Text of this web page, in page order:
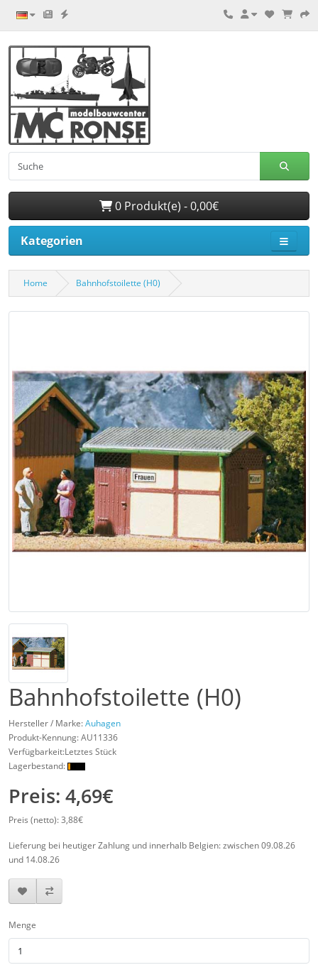
0 Produkt(e) - 0,00€
Kategorien
Home Bahnhofstoilette (H0)
Bahnhofstoilette (H0)
Hersteller / Marke:Auhagen
Produkt-Kennung:AU11336
Verfügbarkeit:Letztes Stück
Lagerbestand:
Preis: 4,69€
Preis (netto): 3,88€
Lieferung bei heutiger Zahlung und innerhalb Belgien: zwischen 09.08.26
und 14.08.26
Menge